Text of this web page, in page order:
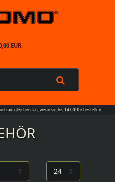
EUR
am gleichen Tag, wenn sie bis 14:00Uhr bestellen.